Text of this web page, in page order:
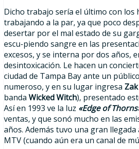
Dicho trabajo sería el último con los
trabajando a la par, ya que poco
desertar por el mal estado de su
escu-piendo sangre en las
excesos, y se interna por dos años,
desintoxicación. Le hacen un
ciudad de Tampa Bay ante un
numeroso, y en su lugar ingresa
banda Wicked Witch), presentado
Así en 1993 ve la luz «Edge of
ventas, y que sonó mucho en las
años. Además tuvo una gran
MTV (cuando aún era un canal de